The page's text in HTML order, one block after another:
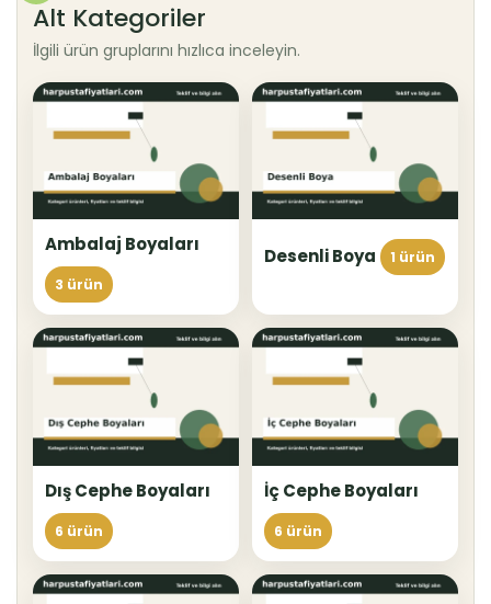
Alt Kategoriler
İlgili ürün gruplarını hızlıca inceleyin.
Ambalaj Boyaları
3 ürün
Desenli Boya 1 ürün
Dış Cephe Boyaları
6 ürün
İç Cephe Boyaları
6 ürün